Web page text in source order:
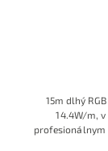
15m dlhý
14.4W/m,
profesionálnym